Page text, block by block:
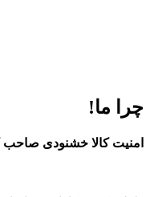
چرا ما!
امنیت کالا خشنودی صاحب